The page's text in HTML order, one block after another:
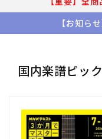
【お知ら
国内楽譜ピッ